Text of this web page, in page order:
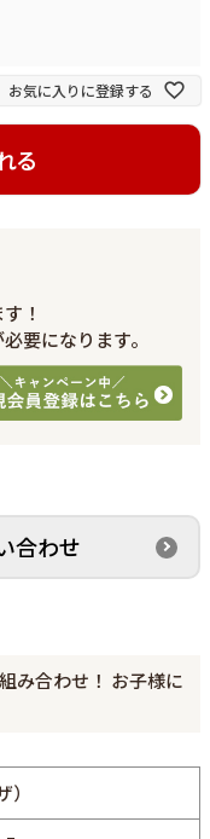
お気に入りに登録する
る
！
要になります。
合わせ
み合わせ！ お子様に